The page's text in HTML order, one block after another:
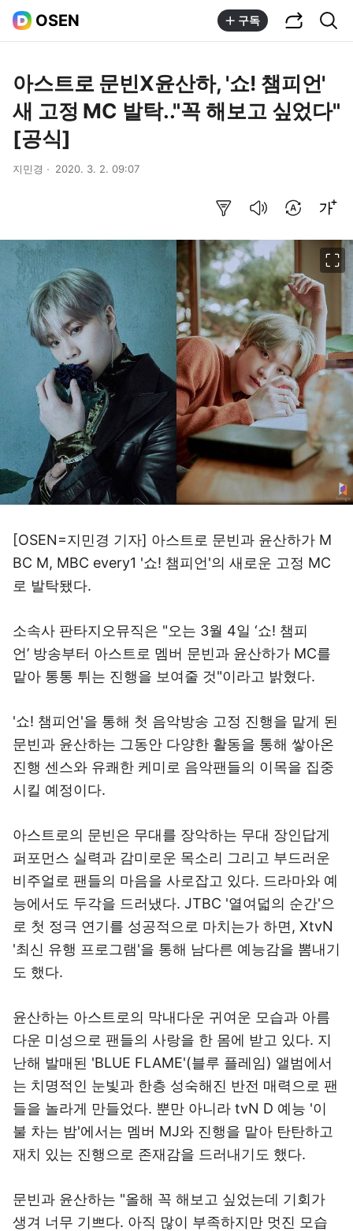
OSEN 구독
아스트로 문빈X윤산하, '쇼! 챔피언'
새 고정 MC 발탁.."꼭 해보고 싶었다"
[공식]
지민경 2020. 3. 2. 09:07
[OSEN=지민경 기자] 아스트로 문빈과 윤산하가 M
BC M, MBC every1 '쇼! 챔피언'의 새로운 고정 MC
로 발탁됐다.
소속사 판타지오뮤직은 "오는 3월 4일 ‘쇼! 챔피
언’ 방송부터 아스트로 멤버 문빈과 윤산하가 MC를
맡아 통통 튀는 진행을 보여줄 것"이라고 밝혔다.
'쇼! 챔피언'을 통해 첫 음악방송 고정 진행을 맡게 된
문빈과 윤산하는 그동안 다양한 활동을 통해 쌓아온
진행 센스와 유쾌한 케미로 음악팬들의 이목을 집중
시킬 예정이다.
아스트로의 문빈은 무대를 장악하는 무대 장인답게
퍼포먼스 실력과 감미로운 목소리 그리고 부드러운
비주얼로 팬들의 마음을 사로잡고 있다. 드라마와 예
능에서도 두각을 드러냈다. JTBC '열여덟의 순간'으
로 첫 정극 연기를 성공적으로 마치는가 하면, XtvN
'최신 유행 프로그램'을 통해 남다른 예능감을 뽐내기
도 했다.
윤산하는 아스트로의 막내다운 귀여운 모습과 아름
다운 미성으로 팬들의 사랑을 한 몸에 받고 있다. 지
난해 발매된 'BLUE FLAME'(블루 플레임) 앨범에서
는 치명적인 눈빛과 한층 성숙해진 반전 매력으로 팬
들을 놀라게 만들었다. 뿐만 아니라 tvN D 예능 '이
불 차는 밤'에서는 멤버 MJ와 진행을 맡아 탄탄하고
재치 있는 진행으로 존재감을 드러내기도 했다.
문빈과 윤산하는 "올해 꼭 해보고 싶었는데 기회가
생겨 너무 기쁘다. 아직 많이 부족하지만 멋진 모습